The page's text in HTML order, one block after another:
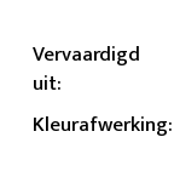
Vervaardigd
uit:
Kleurafwerking: